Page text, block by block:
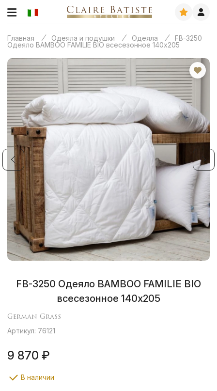
Главная Одеяла и подушки Одеяла
FB-3250
Одеяло BAMBOO FAMILIE BIO всесезонное 140х205
FB-3250 Одеяло BAMBOO FAMILIE BIO
всесезонное 140х205
German Grass
Артикул: 76121
9 870 ₽
В наличии